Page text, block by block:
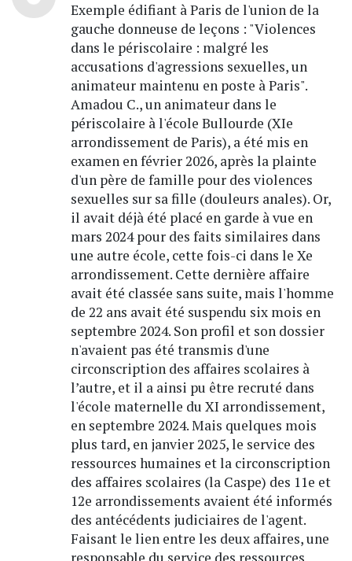
Exemple édifiant à Paris de l'union de la
gauche donneuse de leçons : "Violences
dans le périscolaire : malgré les
accusations d'agressions sexuelles, un
animateur maintenu en poste à Paris".
Amadou C., un animateur dans le
périscolaire à l'école Bullourde (XIe
arrondissement de Paris), a été mis en
examen en février 2026, après la plainte
d'un père de famille pour des violences
sexuelles sur sa fille (douleurs anales). Or,
il avait déjà été placé en garde à vue en
mars 2024 pour des faits similaires dans
une autre école, cette fois-ci dans le Xe
arrondissement. Cette dernière affaire
avait été classée sans suite, mais l'homme
de 22 ans avait été suspendu six mois en
septembre 2024. Son profil et son dossier
n'avaient pas été transmis d'une
circonscription des affaires scolaires à
l’autre, et il a ainsi pu être recruté dans
l'école maternelle du XI arrondissement,
en septembre 2024. Mais quelques mois
plus tard, en janvier 2025, le service des
ressources humaines et la circonscription
des affaires scolaires (la Caspe) des 11e et
12e arrondissements avaient été informés
des antécédents judiciaires de l'agent.
Faisant le lien entre les deux affaires, une